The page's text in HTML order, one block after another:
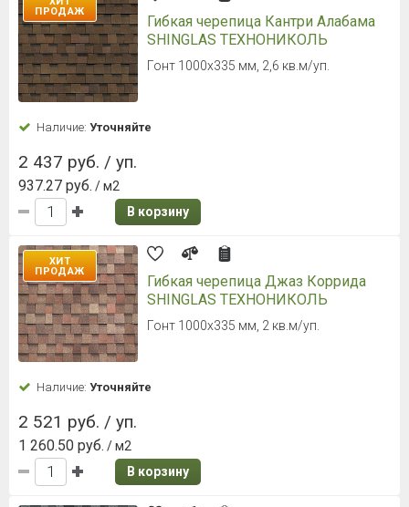
ПРОДАЖ
Гибкая черепица Кантри Алабама
SHINGLAS ТЕХНОНИКОЛЬ
Гонт 1000х335 мм, 2,6 кв.м/уп.
Наличие: Уточняйте
2 437 руб. / уп.
937.27 руб. / м2
В корзину
ХИТ
ПРОДАЖ
Гибкая черепица Джаз Коррида
SHINGLAS ТЕХНОНИКОЛЬ
Гонт 1000х335 мм, 2 кв.м/уп.
Наличие: Уточняйте
2 521 руб. / уп.
1 260.50 руб. / м2
В корзину